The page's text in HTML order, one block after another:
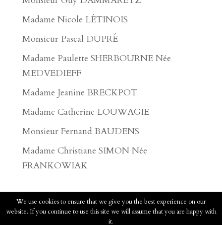
Madame Nicole LÉTINOIS
Monsieur Pascal DUPRÉ
Madame Paulette SHERBOURNE Née
MEDVEDIEFF
Madame Jeanine BRECKPOT
Madame Catherine LOUWAGIE
Monsieur Fernand BAUDENS
Madame Christiane SIMON Née
FRANKOWIAK
2020 - Pompes Funèbres Faucomprez - Tous
We use cookies to ensure that we give you the best experience on our
website. If you continue to use this site we will assume that you are happy with
it.